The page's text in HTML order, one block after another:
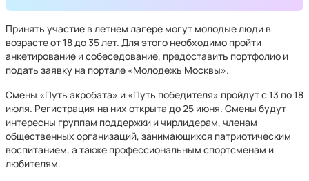
Принять участие в летнем лагере могут молодые люди в
возрасте от 18 до 35 лет. Для этого необходимо пройти
анкетирование и собеседование, предоставить портфолио и
подать заявку на портале «Молодежь Москвы».
Смены «Путь акробата» и «Путь победителя» пройдут с 13 по 18
июля. Регистрация на них открыта до 25 июня. Смены будут
интересны группам поддержки и чирлидерам, членам
общественных организаций, занимающихся патриотическим
воспитанием, а также профессиональным спортсменам и
любителям.